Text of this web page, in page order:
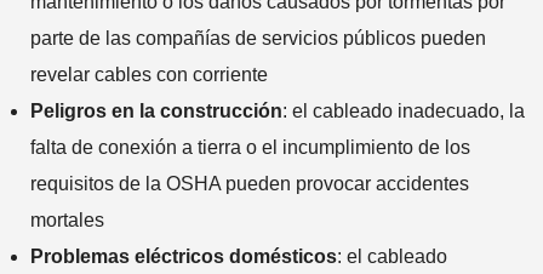
parte de las compañías de servicios públicos pueden
revelar cables con corriente
Peligros en la construcción: el cableado inadecuado, la
falta de conexión a tierra o el incumplimiento de los
requisitos de la OSHA pueden provocar accidentes
mortales
Problemas eléctricos domésticos: el cableado